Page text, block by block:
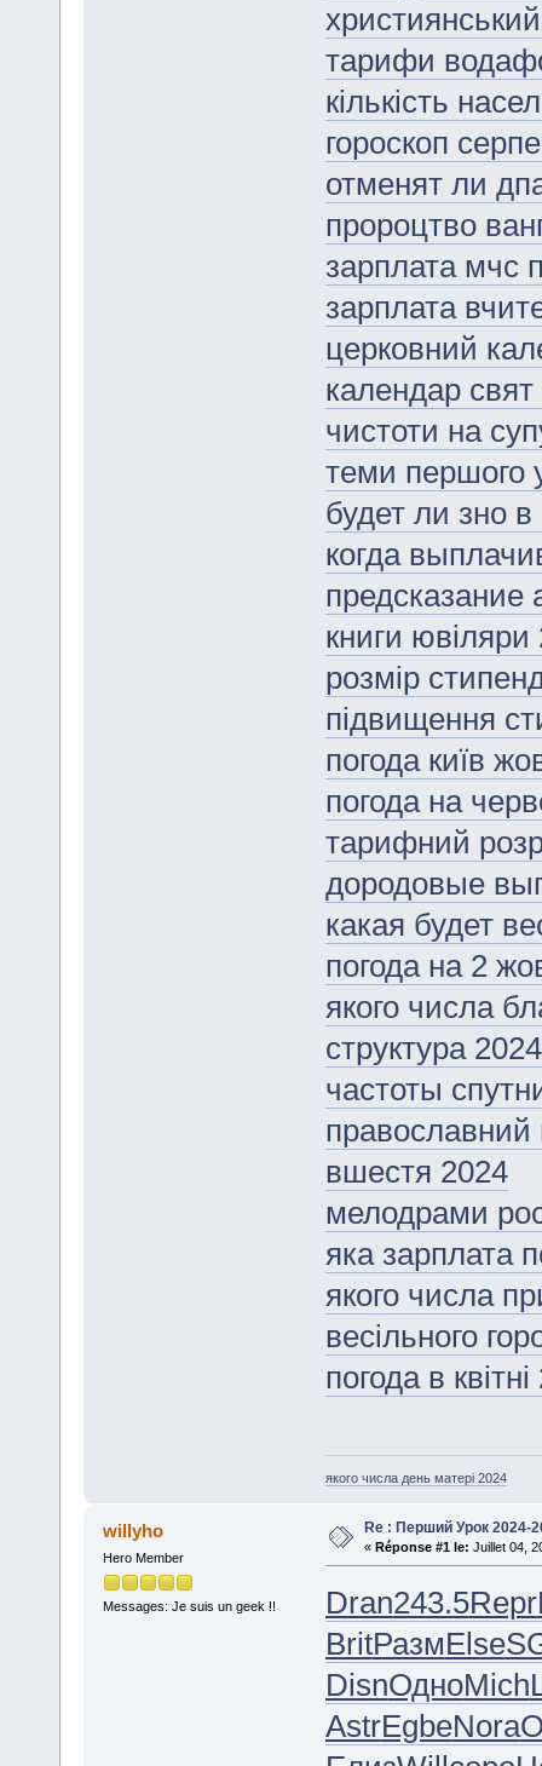
тарифи
кількість
гороскоп
отменят ли
пророцтво
зарплата мчс
зарплата
церковний
календар свят
чистоти на
теми першого
будет ли зно в
когда
предсказание
книги ювіляри
розмір
підвищення
погода київ
погода на
тарифний
дородовые
какая будет
погода на 2
якого числа
структура
частоты
православний
вшестя 2024
мелодрами
яка зарплата
якого числа
весільного
погода в
якого числа день матері 2024
willyho
Hero Member
Messages: Je suis un geek !!
Re : Перший Урок 2024-
« Réponse #1 le: Juillet 04,
Dran243.5Repr
BritРазмElse
DisnОдноMich
AstrEgbeNora